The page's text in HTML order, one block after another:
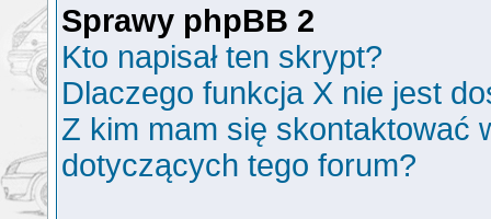
Sprawy phpBB 2
Kto napisał ten skrypt?
Dlaczego funkcja X nie jest
Z kim mam się skontaktować
dotyczących tego forum?